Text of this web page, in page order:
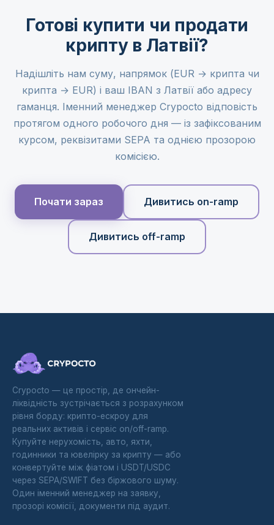
Готові купити чи продати
крипту в Латвії?
Надішліть нам суму, напрямок (EUR → крипта чи
крипта → EUR) і ваш IBAN з Латвії або адресу
гаманця. Іменний менеджер Crypocto відповість
протягом одного робочого дня — із зафіксованим
курсом, реквізитами SEPA та однією прозорою
комісією.
Почати зараз Дивитись on-ramp
Дивитись off-ramp
Crypocto — це простір, де ончейн-
ліквідність зустрічається з розрахунком
рівня борду: крипто-ескроу для
реальних активів і сервіс on/off-ramp.
Купуйте нерухомість, авто, яхти,
годинники та ювелірку за крипту — або
конвертуйте між фіатом і USDT/USDC
через SEPA/SWIFT без біржового шуму.
Один іменний менеджер на заявку,
прозорі комісії, документи під аудит.